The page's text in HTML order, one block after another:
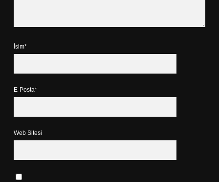
İsim*
E-Posta*
Web Sitesi